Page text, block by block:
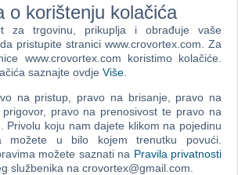
Of The Year Edition (PC)
At War (PC)
o korištenju kolačića
za trgovinu, prikuplja i obrađuje vaše
pristupite stranici www.crovortex.com. Za
www.crovortex.com koristimo kolačiće.
saznajte ovdje Više
na pristup, pravo na brisanje, pravo na
pravo na prenosivost te pravo na
Privolu koju nam dajete klikom na pojedinu
možete u bilo kojem trenutku povući.
možete saznati na Pravila privatnosti
službenika na crovortex@gmail.com.